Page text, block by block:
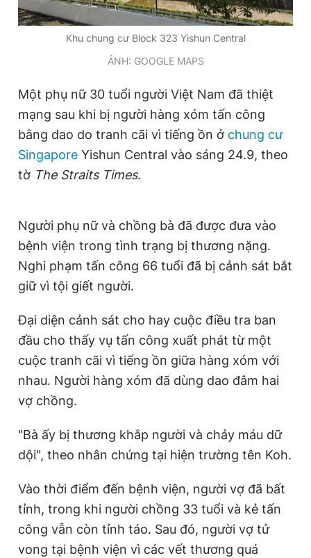
Đọc Thanh Niên trên điện thoại
Theo dõi báo trên
Hotline
0906 645 777
Đặt báo Quảng cáo RSS Tòa soạn Chính sách bảo
Tổng biên tập: Nguyễn Ngọc Toàn
Phó tổng biên tập thường trực: Hải Thành
Phó tổng biên tập: Lâm Hiếu Dũng
Phó tổng biên tập: Trần Việt Hưng
Tổng thư ký tòa soạn: Đức Trung
Giấy phép xuất bản số 110/GP - BTTTT cấp ngày 24.3.2020
chép dưới mọi hình thức nếu không có sự chấp thuận bằng văn
bản. Phát triển bởi ePi Technologies, JSC.
Khu chung cư Block 323 Yishun Central
ẢNH: GOOGLE MAPS
Một phụ nữ 30 tuổi người Việt Nam đã thiệt
mạng sau khi bị người hàng xóm tấn công
bằng dao do tranh cãi vì tiếng ồn ở chung cư
Singapore Yishun Central vào sáng 24.9, theo
tờ The Straits Times.
Người phụ nữ và chồng bà đã được đưa vào
bệnh viện trong tình trạng bị thương nặng.
Nghi phạm tấn công 66 tuổi đã bị cảnh sát bắt
giữ vì tội giết người.
Đại diện cảnh sát cho hay cuộc điều tra ban
đầu cho thấy vụ tấn công xuất phát từ một
cuộc tranh cãi vì tiếng ồn giữa hàng xóm với
nhau. Người hàng xóm đã dùng dao đâm hai
vợ chồng.
"Bà ấy bị thương khắp người và chảy máu dữ
dội", theo nhân chứng tại hiện trường tên Koh.
Vào thời điểm đến bệnh viện, người vợ đã bất
tỉnh, trong khi người chồng 33 tuổi và kẻ tấn
công vẫn còn tỉnh táo. Sau đó, người vợ tử
vong tại bệnh viện vì các vết thương quá